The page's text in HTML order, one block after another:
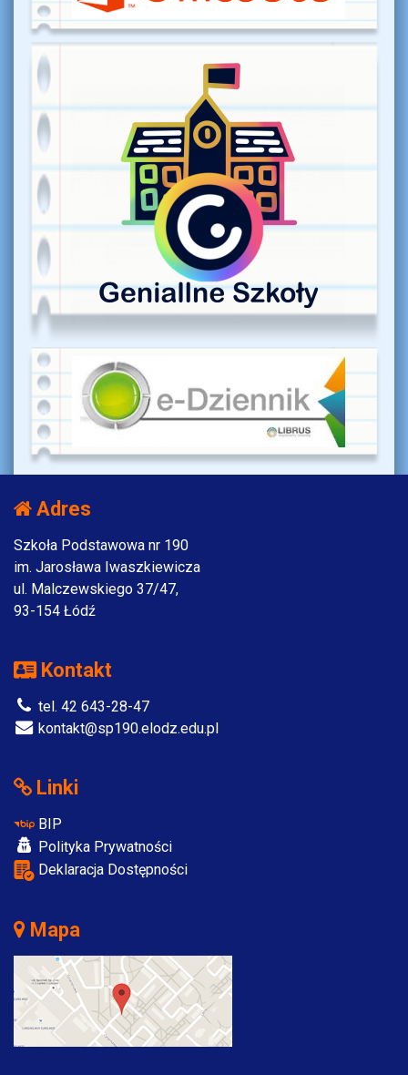
Adres
Szkoła Podstawowa nr 190
im. Jarosława Iwaszkiewicza
ul. Malczewskiego 37/47,
93-154 Łódź
Kontakt
tel. 42 643-28-47
kontakt@sp190.elodz.edu.pl
Linki
BIP
Polityka Prywatności
Deklaracja Dostępności
Mapa